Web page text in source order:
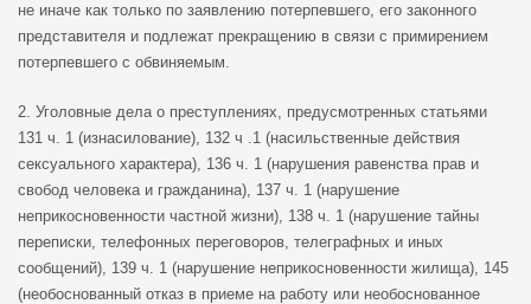
не иначе как только по заявлению потерпевшего, его законного
представителя и подлежат прекращению в связи с примирением
потерпевшего с обвиняемым.
2. Уголовные дела о преступлениях, предусмотренных статьями
131 ч. 1 (изнасилование), 132 ч .1 (насильственные действия
сексуального характера), 136 ч. 1 (нарушения равенства прав и
свобод человека и гражданина), 137 ч. 1 (нарушение
неприкосновенности частной жизни), 138 ч. 1 (нарушение тайны
переписки, телефонных переговоров, телеграфных и иных
сообщений), 139 ч. 1 (нарушение неприкосновенности жилища), 145
(необоснованный отказ в приеме на работу или необоснованное